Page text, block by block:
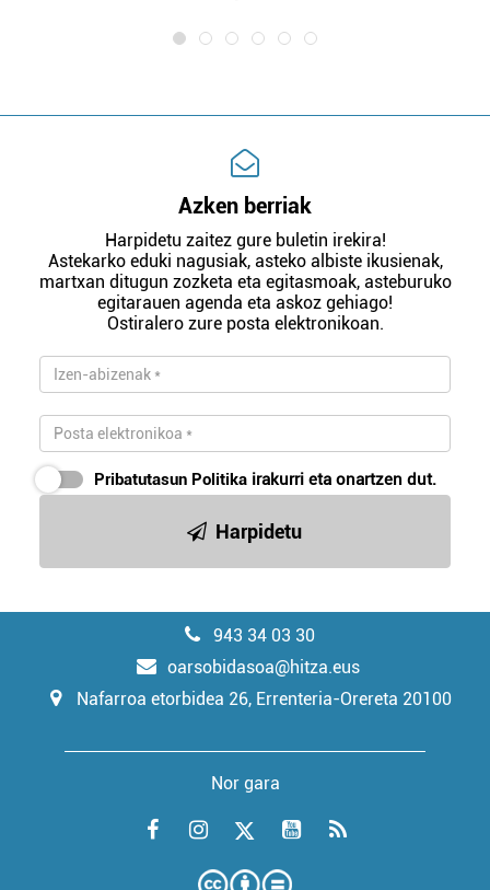
Azken berriak
Harpidetu zaitez gure buletin irekira!
Astekarko eduki nagusiak, asteko albiste ikusienak,
martxan ditugun zozketa eta egitasmoak, asteburuko
egitarauen agenda eta askoz gehiago!
Ostiralero zure posta elektronikoan.
Pribatutasun Politika irakurri eta onartzen dut.
Harpidetu
943 34 03 30
oarsobidasoa@hitza.eus
Nafarroa etorbidea 26, Errenteria-Orereta 20100
Nor gara